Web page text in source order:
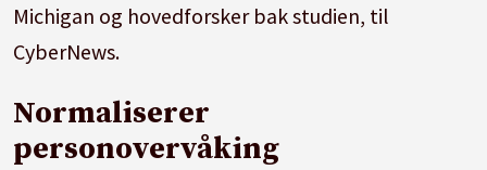
Michigan og hovedforsker bak studien, til
CyberNews.
Normaliserer
personovervåking